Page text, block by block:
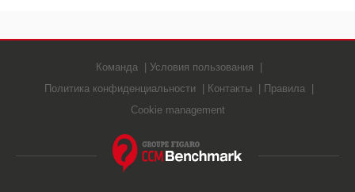
Команда
Условия пользования
Политика конфиденциальности
Контакты
Правила
Cookie management